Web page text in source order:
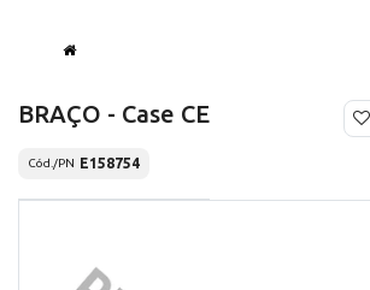
BRAÇO - Case CE
Cód./PN E158754